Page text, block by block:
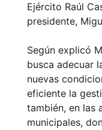
Ejército Raúl
presidente,
Según explicó
busca adecuar
nuevas
eficiente la
también, en las
municipales,